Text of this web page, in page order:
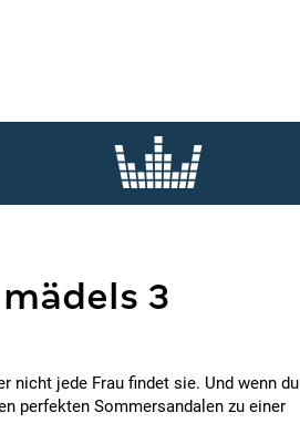
3
nicht jede Frau findet sie. Und wenn du
perfekten Sommersandalen zu einer